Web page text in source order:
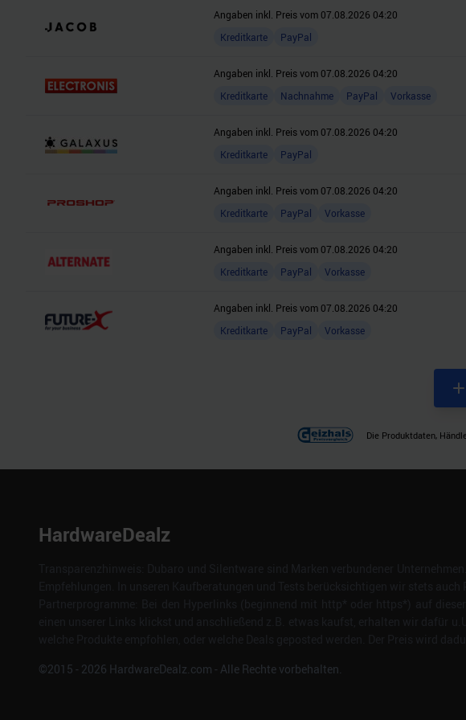
Angaben inkl. Preis vom 07.08.2026 04:20
Kreditkarte
PayPal
Angaben inkl. Preis vom 07.08.2026 04:20
Kreditkarte
Nachnahme PayPal Vorkasse
Angaben inkl. Preis vom 07.08.2026 04:20
Kreditkarte
PayPal
Angaben inkl. Preis vom 07.08.2026 04:20
Kreditkarte
PayPal Vorkasse
Angaben inkl. Preis vom 07.08.2026 04:20
Kreditkarte
PayPal Vorkasse
Angaben inkl. Preis vom 07.08.2026 04:20
Kreditkarte
PayPal Vorkasse
Die Produktdaten,
HardwareDealz
©2015 - 2026 HardwareDealz.com - Alle Rechte vorbehalten.